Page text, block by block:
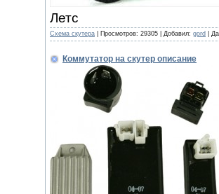
Летс
Cхема скутера Просмотров: 29305 Добавил: gord
Коммутатор на скутер описание